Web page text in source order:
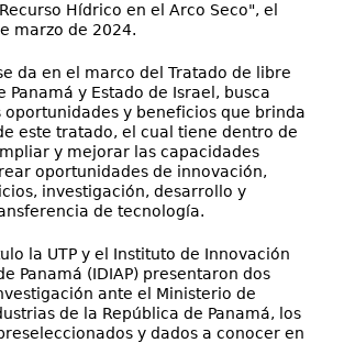
Hídrico en el Arco Seco", el
marzo de 2024.
da en el marco del Tratado de libre
Panamá y Estado de Israel, busca
oportunidades y beneficios que brinda
este tratado, el cual tiene dentro de
y mejorar las capacidades
oportunidades de innovación,
investigación, desarrollo y
de tecnología.
la UTP y el Instituto de Innovación
Panamá (IDIAP) presentaron dos
ante el Ministerio de
de la República de Panamá, los
y dados a conocer en